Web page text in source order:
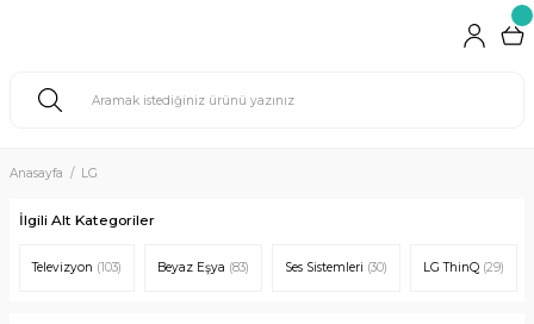
Anasayfa LG
İlgili Alt Kategoriler
Televizyon (103) Beyaz Eşya (83) Ses Sistemleri (30) LG ThinQ (29)